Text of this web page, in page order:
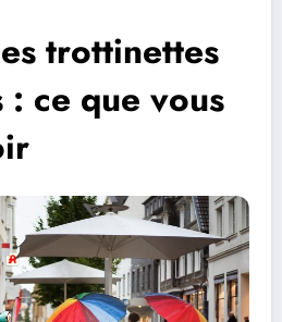
trottinettes
ce que vous